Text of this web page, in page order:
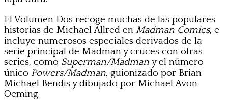
El Volumen Dos recoge muchas de las populares
historias de Michael Allred en Madman Comics, e
incluye numerosos especiales derivados de la
serie principal de Madman y cruces con otras
series, como Superman/Madman y el número
único Powers/Madman, guionizado por Brian
Michael Bendis y dibujado por Michael Avon
Oeming.